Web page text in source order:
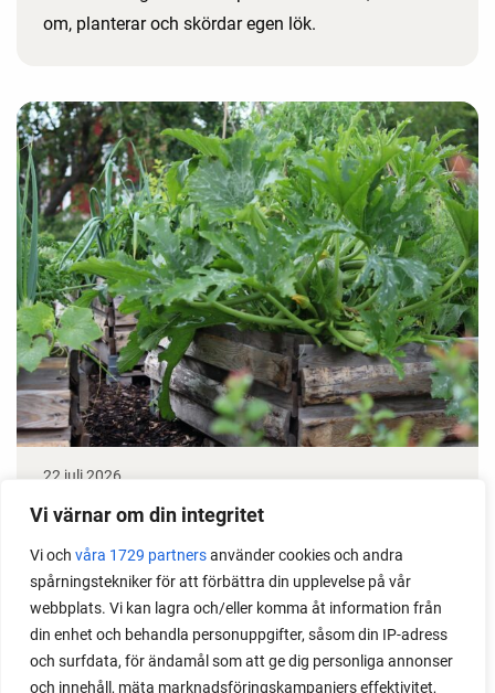
Vi värnar om din integritet
Vi och våra 1729 partnersanvänder cookies och andra
spårningstekniker för att förbättra din upplevelse på vår
webbplats. Vi kan lagra och/eller komma åt information från
din enhet och behandla personuppgifter, såsom din IP-adress
och surfdata, för ändamål som att ge dig personliga annonser
och innehåll, mäta marknadsföringskampanjers effektivitet,
om, planterar och skördar egen lök.
22 juli 2026
Odla stora växter på liten plats
Med det här smarta knepet kan du odla också stora
växter i en pallkrage tillsammans med andra växter.
Perfekt om du vill odla mycket i på liten yta.